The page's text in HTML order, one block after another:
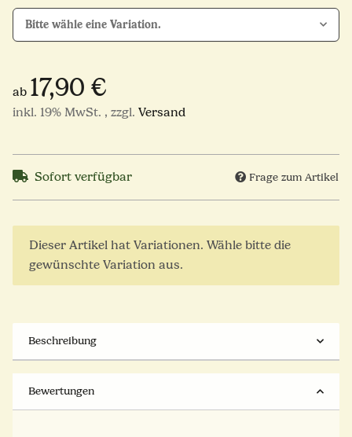
Bitte wähle eine Variation.
ab 17,90 €
inkl. 19% MwSt. , zzgl. Versand
Sofort verfügbar Frage zum Artikel
x
Dieser Artikel hat Variationen. Wähle bitte die
gewünschte Variation aus.
Beschreibung
Bewertungen